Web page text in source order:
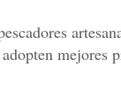
mejores